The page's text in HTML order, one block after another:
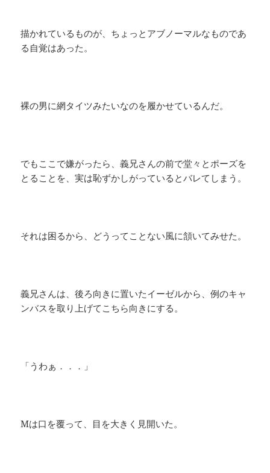
描かれているものが、ちょっとアブノーマルなものであ
る自覚はあった。
裸の男に網タイツみたいなのを履かせているんだ。
でもここで嫌がったら、義兄さんの前で堂々とポーズを
とることを、実は恥ずかしがっているとバレてしまう。
それは困るから、どうってことない風に頷いてみせた。
義兄さんは、後ろ向きに置いたイーゼルから、例のキャ
ンバスを取り上げてこちら向きにする。
「うわぁ．．．」
Mは口を覆って、目を大きく見開いた。